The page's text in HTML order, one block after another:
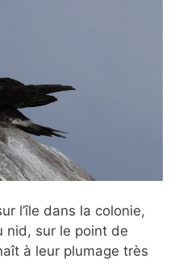
l’île dans la colonie,
nid, sur le point de
à leur plumage très